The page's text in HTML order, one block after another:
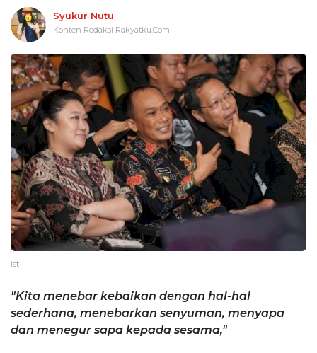
Syukur Nutu
Konten Redaksi Rakyatku.Com
ist
"Kita menebar kebaikan dengan hal-hal
sederhana, menebarkan senyuman, menyapa
dan menegur sapa kepada sesama,"